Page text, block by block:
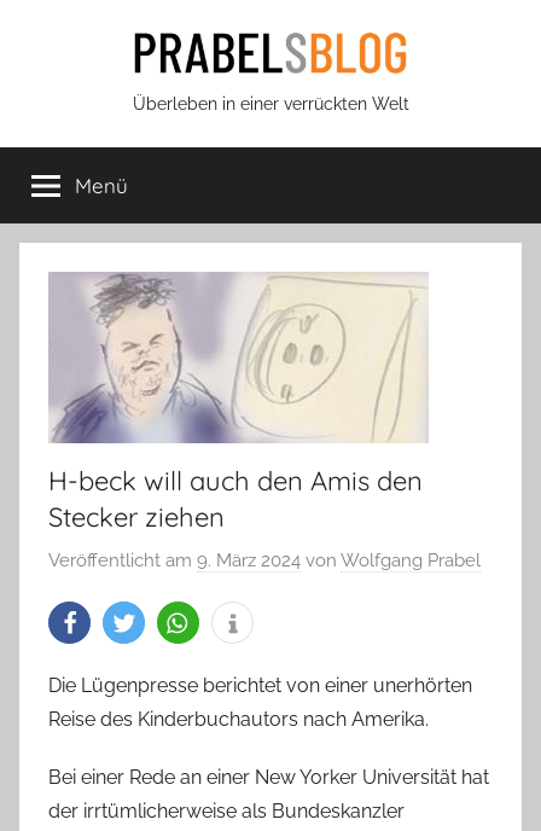
Prabels
Blog
Überleben in einer verrückten Welt
Menü
H-beck will auch den Amis den
Stecker ziehen
Veröffentlicht am 9. März 2024 von Wolfgang Prabel
Die Lügenpresse berichtet von einer unerhörten
Reise des Kinderbuchautors nach Amerika.
Bei einer Rede an einer New Yorker Universität hat
der irrtümlicherweise als Bundeskanzler